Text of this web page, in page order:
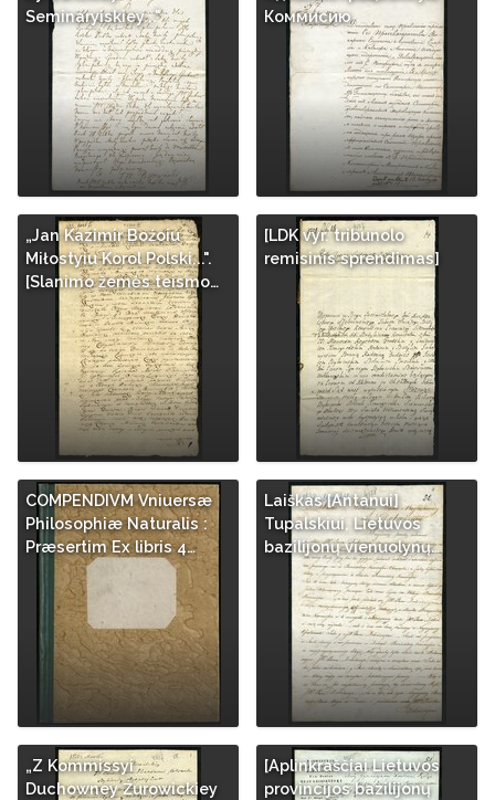
Seminaryiskiey..."
Коммисию
„Jan Kazimir Boźoiu
Miłostyiu Korol Polski...".
[Slanimo žemės teismo…
[LDK vyr. tribunolo
remisinis sprendimas]
COMPENDIVM Vniuersæ
Philosophiæ Naturalis :
Præsertim Ex libris 4…
Laiškas [Antanui]
Tupalskiui, Lietuvos
bazilijonų vienuolynų…
„Z Kommissyi
Duchowney Źurowickiey
[Aplinkraščiai Lietuvos
provincijos bazilijonų